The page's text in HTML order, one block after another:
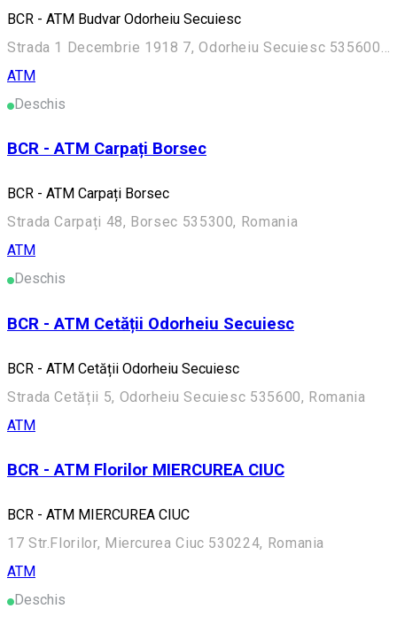
BCR - ATM Budvar Odorheiu Secuiesc
ATM
Deschis
BCR - ATM Carpați Borsec
BCR - ATM Carpați Borsec
Strada Carpați 48, Borsec 535300, Romania
ATM
Deschis
BCR - ATM Cetății Odorheiu Secuiesc
BCR - ATM Cetății Odorheiu Secuiesc
Strada Cetății 5, Odorheiu Secuiesc 535600, Romania
ATM
BCR - ATM Florilor MIERCUREA CIUC
BCR - ATM MIERCUREA CIUC
17 Str.Florilor, Miercurea Ciuc 530224, Romania
ATM
Deschis